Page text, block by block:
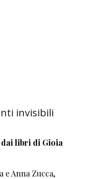
invisibili
libri di Gioia
e Anna Zucca,